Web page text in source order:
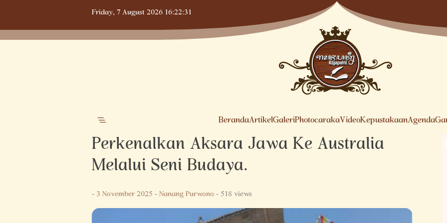
content
Friday,7 August 202616:22:32
BerandaArtikelGaleriPhotocarakaVideoKepustakaanAgenda
Perkenalkan Aksara Jawa Ke Australia
Melalui Seni Budaya.
-3 November 2025-Nanang Purwono- 518 views